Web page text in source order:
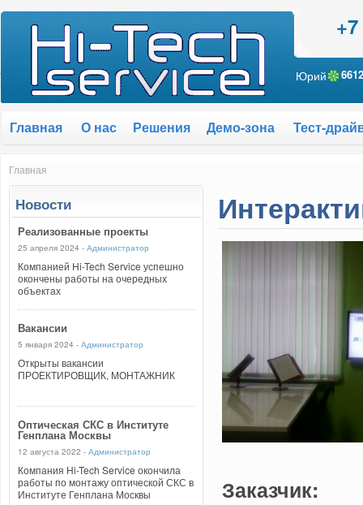
Юрий
Главная О нас Решения Демо-зона Тест-
Главная
Новости
Реализованные проекты
25 апреля 2024 - Администратор
Компанией Hi-Tech Service успешно
окончены работы на очередных
объектах
Вакансии
5 января 2024 - Администратор
Открыты вакансии
ПРОЕКТИРОВЩИК, МОНТАЖНИК
Оптическая СКС в Институте
Генплана Москвы
12 августа 2022 - Администратор
Компания Hi-Tech Service окончила
работы по монтажу оптической СКС в
Институте Генплана Москвы
Заказчик: